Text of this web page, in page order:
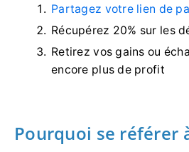
Partagez votre lien de
Récupérez 20% sur les
Retirez vos gains ou
encore plus de profit
Pourquoi se référer